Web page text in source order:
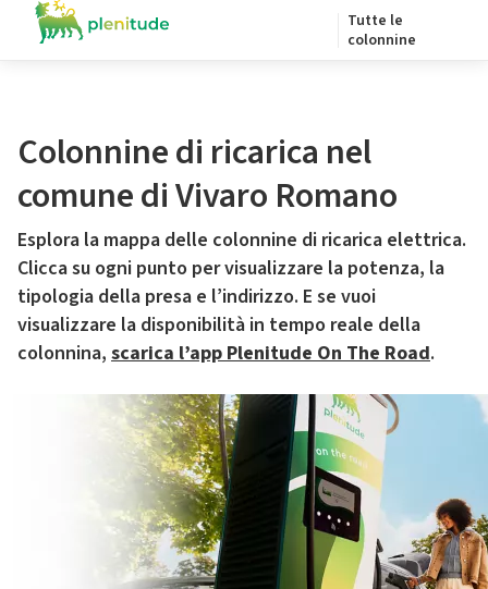
Tutte le
colonnine
Colonnine di ricarica nel
comune di Vivaro Romano
Esplora la mappa delle colonnine di ricarica elettrica.
Clicca su ogni punto per visualizzare la potenza, la
tipologia della presa e l’indirizzo. E se vuoi
visualizzare la disponibilità in tempo reale della
colonnina, scarica l’app Plenitude On The Road.